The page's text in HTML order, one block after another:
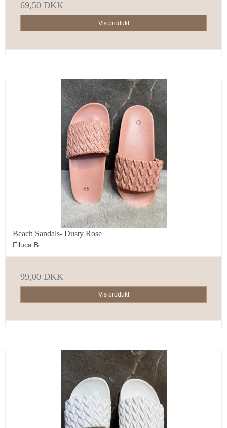
69,50 DKK
Vis produkt
Beach Sandals- Dusty Rose
Filuca B
99,00 DKK
Vis produkt